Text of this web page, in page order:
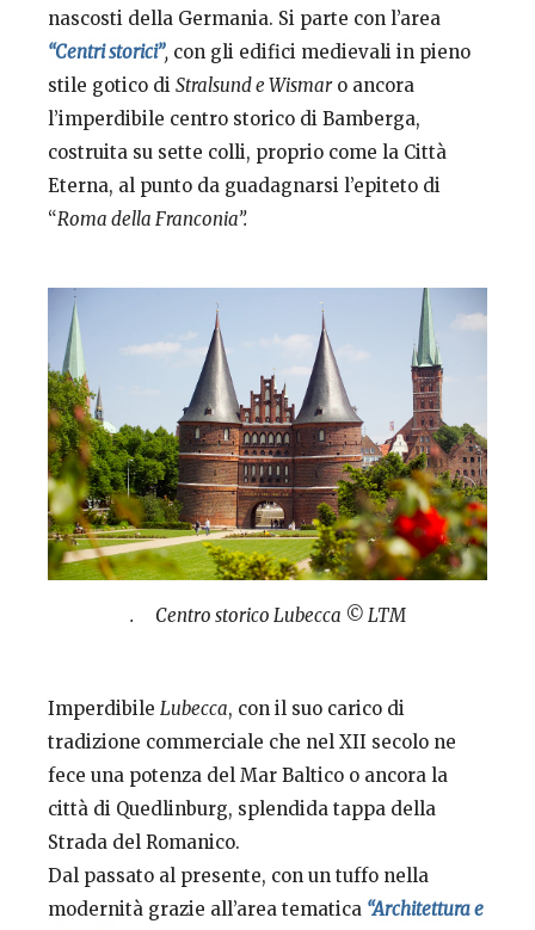
nascosti della Germania. Si parte con l’area
“Centri storici”, con gli edifici medievali in pieno
stile gotico di Stralsund e Wismaro ancora
l’imperdibile centro storico di Bamberga,
costruita su sette colli, proprio come la Città
Eterna, al punto da guadagnarsi l’epiteto di
“Roma della Franconia”.
. Centro storico Lubecca © LTM
Imperdibile Lubecca, con il suo carico di
tradizione commerciale che nel XII secolo ne
fece una potenza del Mar Baltico o ancora la
città di Quedlinburg, splendida tappa della
Strada del Romanico.
Dal passato al presente, con un tuffo nella
modernità grazie all’area tematica “Architettura e